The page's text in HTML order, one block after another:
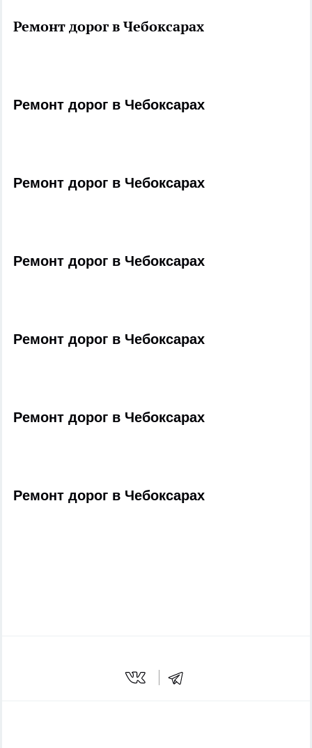
Ремонт дорог в Чебоксарах
Ремонт дорог в Чебоксарах
Ремонт дорог в Чебоксарах
Ремонт дорог в Чебоксарах
Ремонт дорог в Чебоксарах
Ремонт дорог в Чебоксарах
Ремонт дорог в Чебоксарах